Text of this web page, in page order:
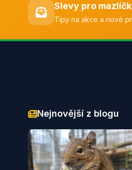
Slevy pro
Tipy na akce a nové
Nejnovější z blogu